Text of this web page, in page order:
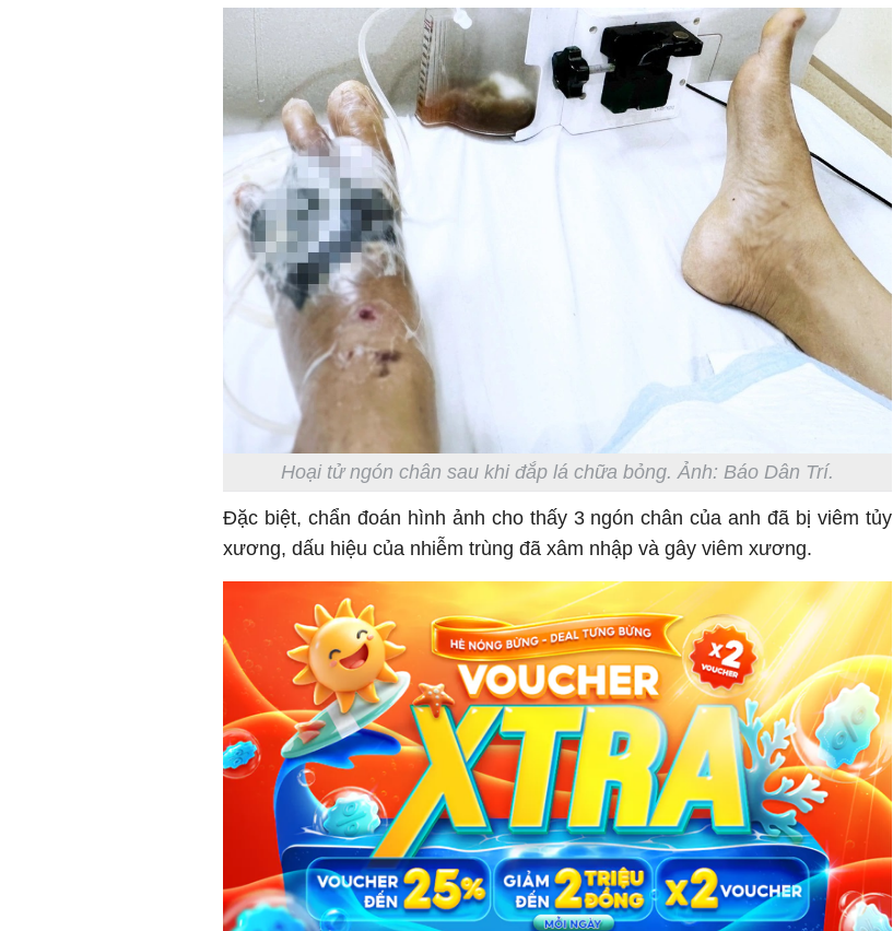
Hoại tử ngón chân sau khi đắp lá chữa bỏng. Ảnh: Báo Dân Trí.
Đặc biệt, chẩn đoán hình ảnh cho thấy 3 ngón chân của anh đã bị viêm tủy
xương, dấu hiệu của nhiễm trùng đã xâm nhập và gây viêm xương.